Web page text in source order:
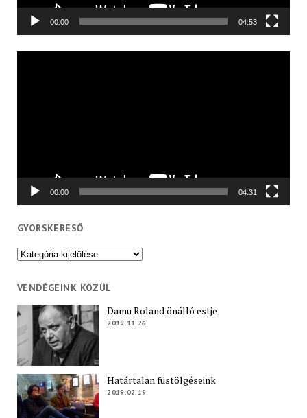
00:00 04:53
00:00 04:31
GYORSKERESŐ
Gyorskereső
VENDÉGEINK KÖZÜL
Damu Roland önálló estje
2019.11.26.
Határtalan füstölgéseink
2019.02.19.